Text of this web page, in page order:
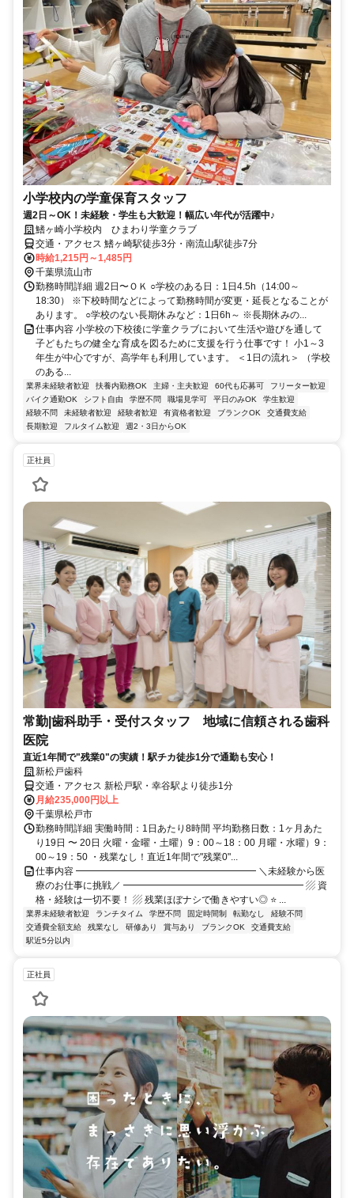
小学校内の学童保育スタッフ
週2日～OK！未経験・学生も大歓迎！幅広い年代が活躍中♪
鰭ヶ崎小学校内 ひまわり学童クラブ
交通・アクセス 鰭ヶ崎駅徒歩3分・南流山駅徒歩7分
時給1,215円～1,485円
千葉県流山市
勤務時間詳細 週2日〜ＯＫ ○学校のある日：1日4.5h（14:00～
18:30） ※下校時間などによって勤務時間が変更・延長となることが
あります。 ○学校のない長期休みなど：1日6h～ ※長期休みの...
仕事内容 小学校の下校後に学童クラブにおいて生活や遊びを通して
子どもたちの健全な育成を図るために支援を行う仕事です！ 小1～3
年生が中心ですが、高学年も利用しています。 ＜1日の流れ＞ （学校
のある...
業界未経験者歓迎 扶養内勤務OK 主婦・主夫歓迎 60代も応募可
フリーター歓迎
バイク通勤OK
シフト自由 学歴不問 職場見学可 平日のみOK
学生歓迎
経験不問
未経験者歓迎 経験者歓迎 有資格者歓迎 ブランクOK
交通費支給
長期歓迎
フルタイム歓迎 週2・3日からOK
正社員
常勤|歯科助手・受付スタッフ 地域に信頼される歯科
医院
直近1年間で"残業0"の実績！駅チカ徒歩1分で通勤も安心！
新松戸歯科
交通・アクセス 新松戸駅・幸谷駅より徒歩1分
月給235,000円以上
千葉県松戸市
勤務時間詳細 実働時間：1日あたり8時間 平均勤務日数：1ヶ月あた
り19日 〜 20日 火曜・金曜・土曜）9：00～18：00 月曜・水曜）9：
00～19：50 ・残業なし！直近1年間で"残業0"...
仕事内容 ━━━━━━━━━━━━━━━━━━━ ＼未経験から医
療のお仕事に挑戦／ ━━━━━━━━━━━━━━━━━━━ ▨ 資
格・経験は一切不要！ ▨ 残業ほぼナシで働きやすい◎ ⭐ ...
業界未経験者歓迎 ランチタイム 学歴不問 固定時間制 転勤なし
経験不問
交通費全額支給
残業なし 研修あり 賞与あり ブランクOK
交通費支給
駅近5分以内
正社員